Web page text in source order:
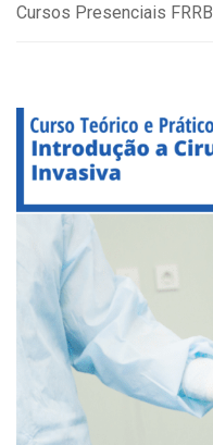
Cursos Presenciais FRRB